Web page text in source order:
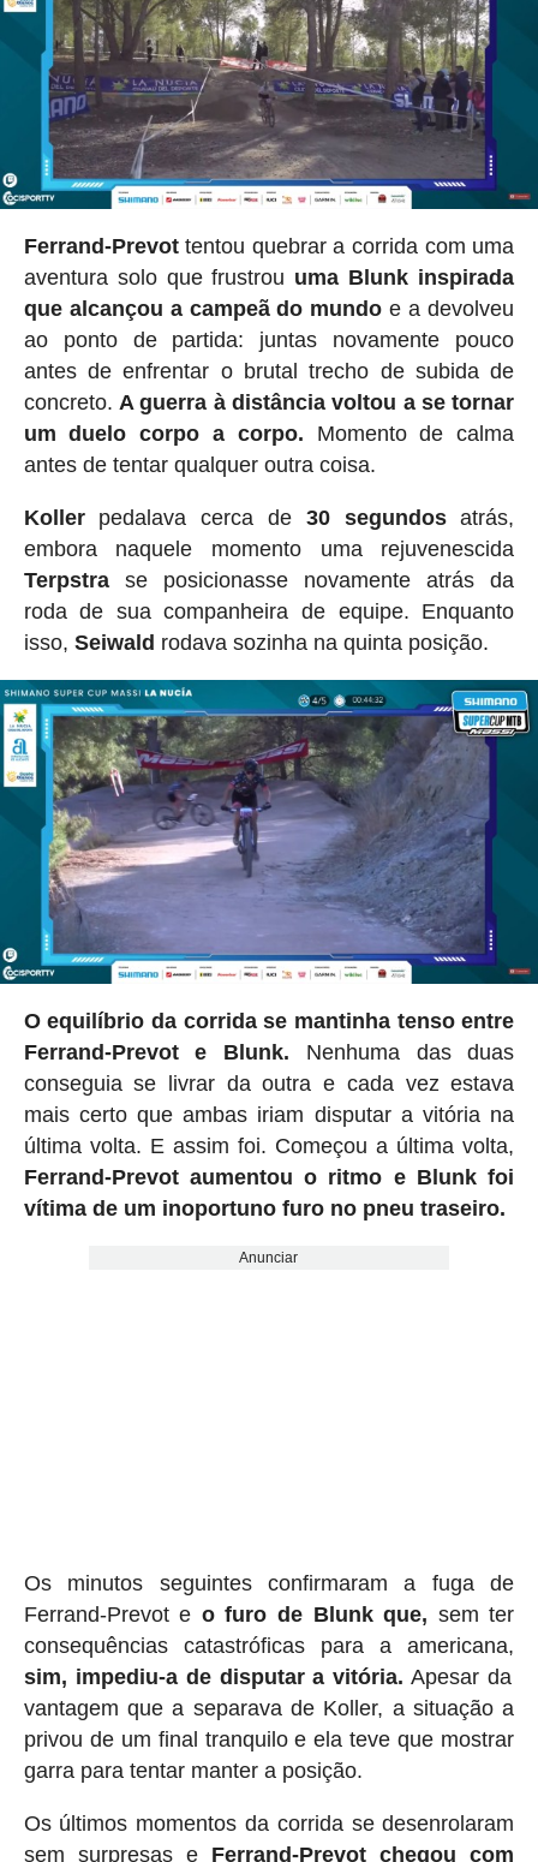
Ferrand-Prevottentou quebrar a corrida com uma
aventura solo que frustrou uma Blunk inspirada
que alcançou a campeã do mundo e a devolveu
ao ponto de partida: juntas novamente pouco
antes de enfrentar o brutal trecho de subida de
concreto.A guerra à distância voltou a se tornar
um duelo corpo a corpo. Momento de calma
antes de tentar qualquer outra coisa.
Kollerpedalava cerca de 30 segundosatrás,
embora naquele momento uma rejuvenescida
Terpstrase posicionasse novamente atrás da
roda de sua companheira de equipe. Enquanto
isso, Seiwald rodava sozinha na quinta posição.
O equilíbrio da corrida se mantinha tenso entre
Ferrand-Prevot e Blunk. Nenhuma das duas
conseguia se livrar da outra e cada vez estava
mais certo que ambas iriam disputar a vitória na
última volta. E assim foi. Começou a última volta,
Ferrand-Prevot aumentou o ritmo e Blunk foi
vítima de um inoportuno furo no pneu traseiro.
Anunciar
Os minutos seguintes confirmaram a fuga de
Ferrand-Prevot e o furo de Blunk que, sem ter
consequências catastróficas para a americana,
sim, impediu-a de disputar a vitória. Apesar da
vantagem que a separava de Koller, a situação a
privou de um final tranquilo e ela teve que mostrar
garra para tentar manter a posição.
Os últimos momentos da corrida se desenrolaram
sem surpresas e Ferrand-Prevot chegou com